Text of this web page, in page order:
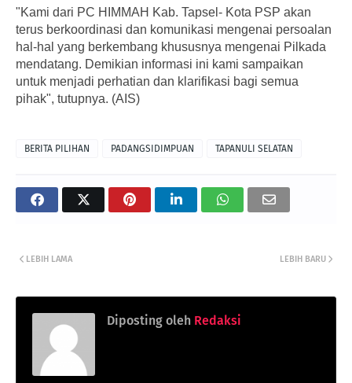
"Kami dari PC HIMMAH Kab. Tapsel- Kota PSP akan
terus berkoordinasi dan komunikasi mengenai persoalan
hal-hal yang berkembang khususnya mengenai Pilkada
mendatang. Demikian informasi ini kami sampaikan
untuk menjadi perhatian dan klarifikasi bagi semua
pihak", tutupnya. (AIS)
BERITA PILIHAN PADANGSIDIMPUAN TAPANULI SELATAN
LEBIH BARU
LEBIH LAMA
Diposting oleh Redaksi